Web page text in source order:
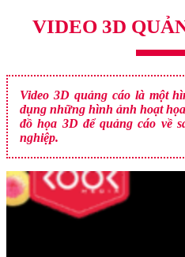
VIDEO 3D
Video 3D quảng cáo là một
dụng những hình ảnh hoạt
đồ họa 3D để quảng cáo về
nghiệp.